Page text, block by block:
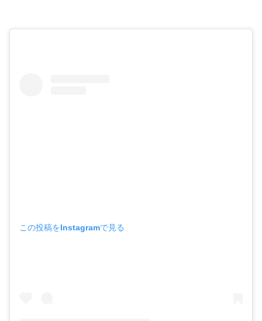
この投稿をInstagramで見る